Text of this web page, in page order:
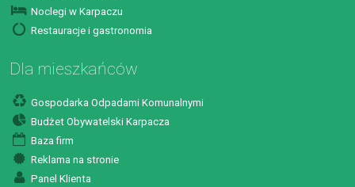
Noclegi w Karpaczu
Restauracje i gastronomia
Dla mieszkańców
Gospodarka Odpadami Komunalnymi
Budżet Obywatelski Karpacza
Baza firm
Reklama na stronie
Panel Klienta